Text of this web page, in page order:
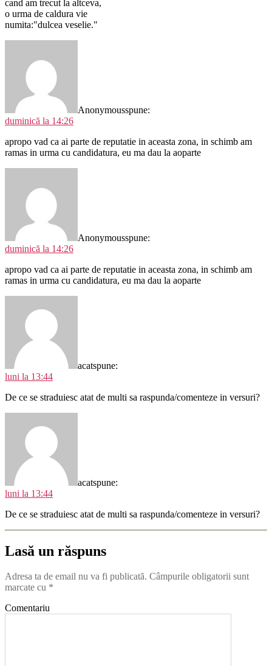
cand am trecut la altceva,
o urma de caldura vie
numita:"dulcea veselie."
Anonymousspune:
duminică la 14:26
apropo vad ca ai parte de reputatie in aceasta zona, in schimb am
ramas in urma cu candidatura, eu ma dau la aoparte
Anonymousspune:
duminică la 14:26
apropo vad ca ai parte de reputatie in aceasta zona, in schimb am
ramas in urma cu candidatura, eu ma dau la aoparte
acatspune:
luni la 13:44
De ce se straduiesc atat de multi sa raspunda/comenteze in versuri?
acatspune:
luni la 13:44
De ce se straduiesc atat de multi sa raspunda/comenteze in versuri?
Lasă un răspuns
Adresa ta de email nu va fi publicată. Câmpurile obligatorii sunt
marcate cu *
Comentariu